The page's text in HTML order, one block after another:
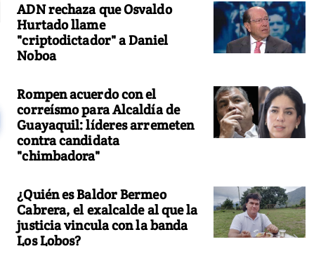
ADN rechaza que Osvaldo
Hurtado llame
"criptodictador" a Daniel
Noboa
Rompen acuerdo con el
correísmo para Alcaldía de
Guayaquil: líderes arremeten
contra candidata
"chimbadora"
¿Quién es Baldor Bermeo
Cabrera, el exalcalde al que la
justicia vincula con la banda
Los Lobos?